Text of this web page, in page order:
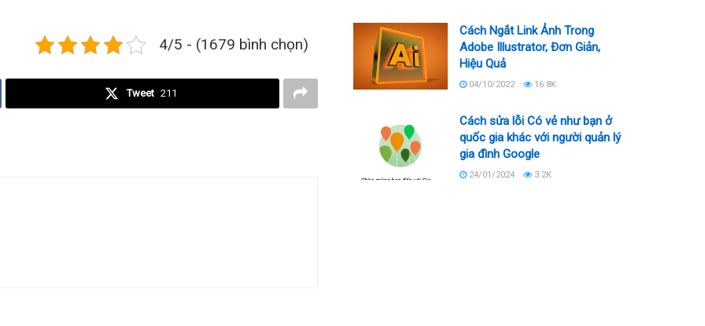
4/5 - (1679 bình chọn)
Tweet 211
Cách Ngắt Link Ảnh Trong
Adobe Illustrator, Đơn Giản,
Hiệu Quả
04/10/2022 16.8K
Cách sửa lỗi Có vẻ như bạn ở
quốc gia khác với người quản lý
gia đình Google
24/01/2024 3.2K